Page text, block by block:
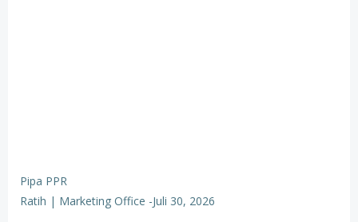
Pipa PPR
Ratih | Marketing Office -Juli 30, 2026